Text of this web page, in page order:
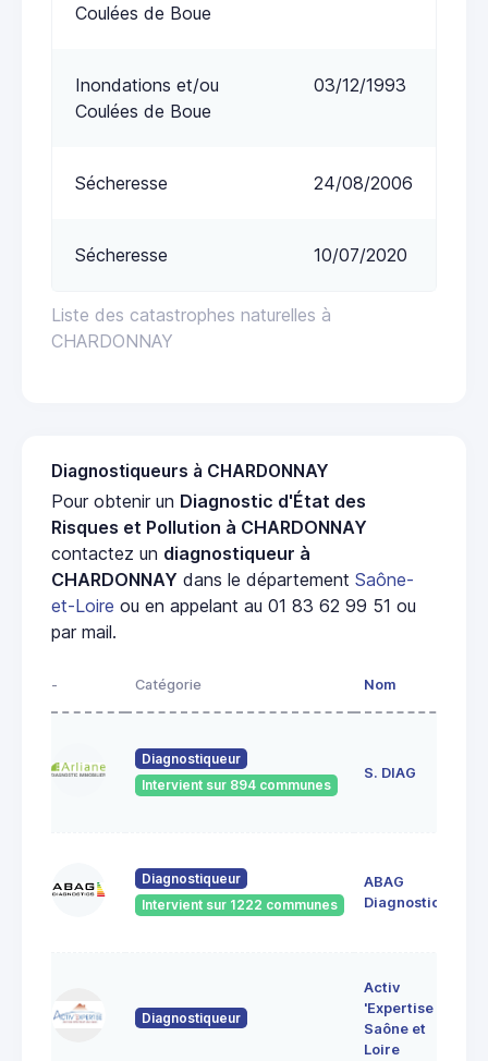
Liste des catastrophes naturelles à
CHARDONNAY
Coulées de Boue
Inondations et/ou
Coulées de Boue
03/12/1993
Sécheresse 24/08/2006
Sécheresse 10/07/2020
Diagnostiqueurs à CHARDONNAY
Pour obtenir un Diagnostic d'État des
Risques et Pollution à CHARDONNAY
contactez un diagnostiqueur à
CHARDONNAY dans le département Saône-
et-Loire ou en appelant au 01 83 62 99 51 ou
par mail.
- Catégorie Nom
Diagnostiqueur
Intervient sur 894 communes
S. DIAG
Diagnostiqueur
Intervient sur 1222 communes
ABAG
Diagnostics
Diagnostiqueur
Activ
'Expertise
Saône et
Loire